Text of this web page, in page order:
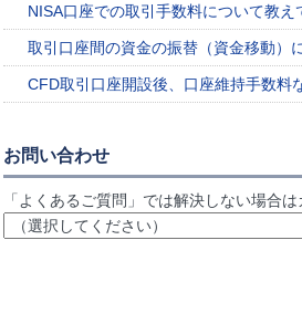
NISA口座での取引手数料について教え
取引口座間の資金の振替（資金移動）
CFD取引口座開設後、口座維持手数料
お問い合わせ
「よくあるご質問」では解決しない場合